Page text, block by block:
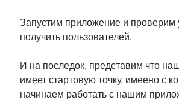
Запустим приложение и проверим
получить пользователей.
И на последок, представим что
имеет стартовую точку, имеено с
начинаем работать с нашим